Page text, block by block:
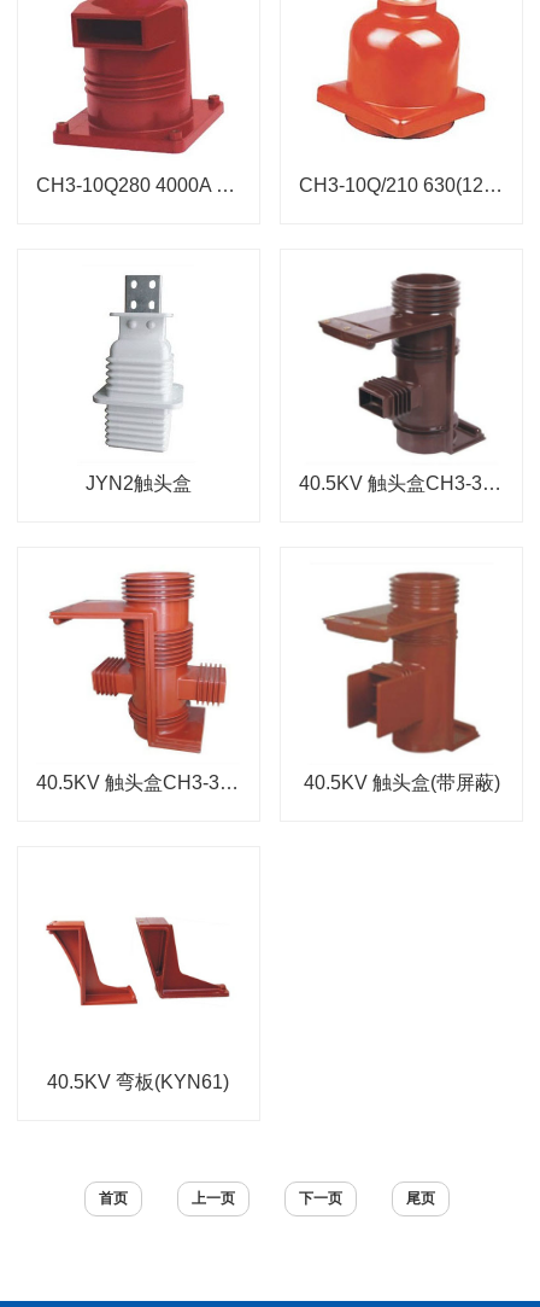
CH3-10Q280 4000A 中置柜触头盒 CH3-10Q/210 630(1250)A KYN1触头盒JYN2触头盒
JYN2触头盒 40.5KV 触头盒CH3-35Q/660(KYN61)可带屏蔽
40.5KV 触头盒CH3-35Q/660三通A型(KYN61)可带屏蔽 40.5KV 触头盒(带屏蔽)
40.5KV 弯板(KYN61)
首页 上一页 下一页 尾页